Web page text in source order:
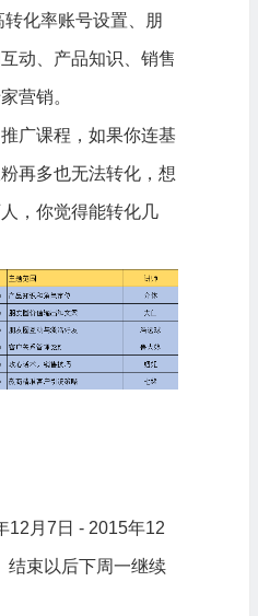
化率账号设置、朋
动、产品知识、销售
营销。
广课程，如果你连基
再多也无法转化，想
，你觉得能转化几
12月7日 - 2015年12
结束以后下周一继续